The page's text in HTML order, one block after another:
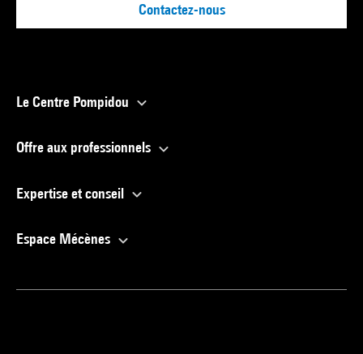
Contactez-nous
Le Centre Pompidou
Offre aux professionnels
Expertise et conseil
Espace Mécènes